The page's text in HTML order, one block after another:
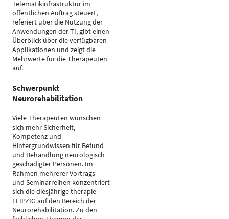
Telematikinfrastruktur im
öffentlichen Auftrag steuert,
referiert über die Nutzung der
Anwendungen der TI, gibt einen
Überblick über die verfügbaren
Applikationen und zeigt die
Mehrwerte für die Therapeuten
auf.
Schwerpunkt
Neurorehabilitation
Viele Therapeuten wünschen
sich mehr Sicherheit,
Kompetenz und
Hintergrundwissen für Befund
und Behandlung neurologisch
geschädigter Personen. Im
Rahmen mehrerer Vortrags-
und Seminarreihen konzentriert
sich die diesjährige therapie
LEIPZIG auf den Bereich der
Neurorehabilitation. Zu den